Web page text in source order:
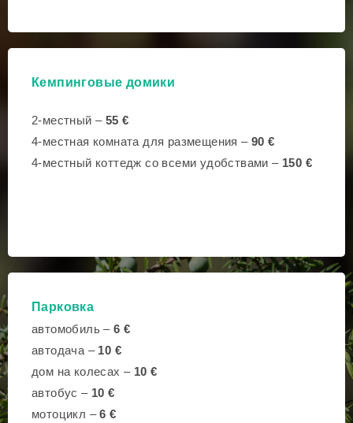
Кемпинговые домики
2-местный – 55 €
4-местная комната для размещения – 90 €
4-местный коттедж со всеми удобствами – 150 €
Парковка
автомобиль –6 €
автодача – 10 €
дом на колесах –10 €
автобус – 10 €
мотоцикл –6 €